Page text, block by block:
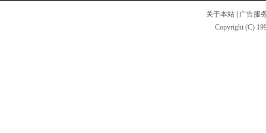
关于本站
广告服
Copyright (C)